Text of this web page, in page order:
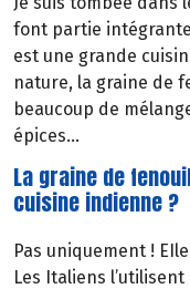
font partie
est une grande
nature, la graine de
beaucoup de
épices…
La graine de
cuisine indienne ?
Pas uniquement !
Les Italiens